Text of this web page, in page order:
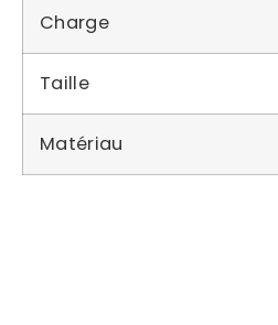
Charge
Taille
Matériau